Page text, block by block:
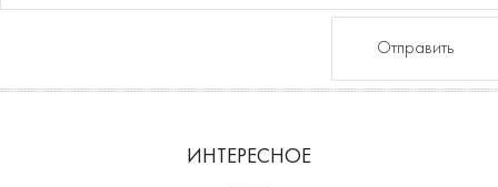
Отправить
ИНТЕРЕСНОЕ